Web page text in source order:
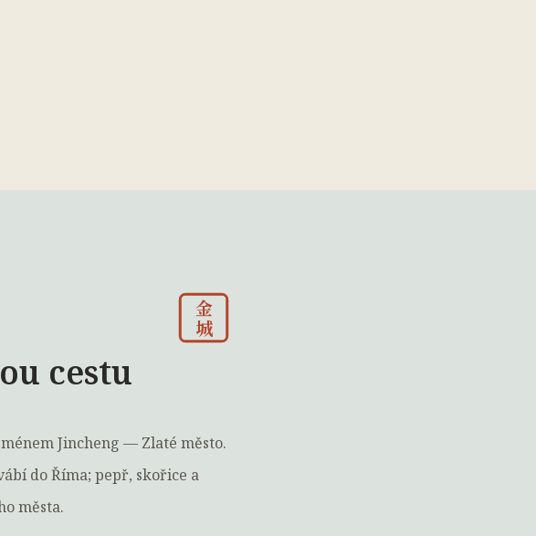
金
城
cestu
Jincheng — Zlaté město.
do Říma; pepř, skořice a
města.